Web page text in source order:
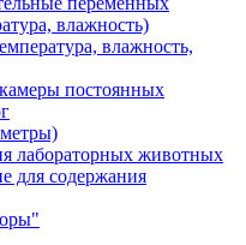
влажность)
влажность,
постоянных
лабораторных животных
для содержания